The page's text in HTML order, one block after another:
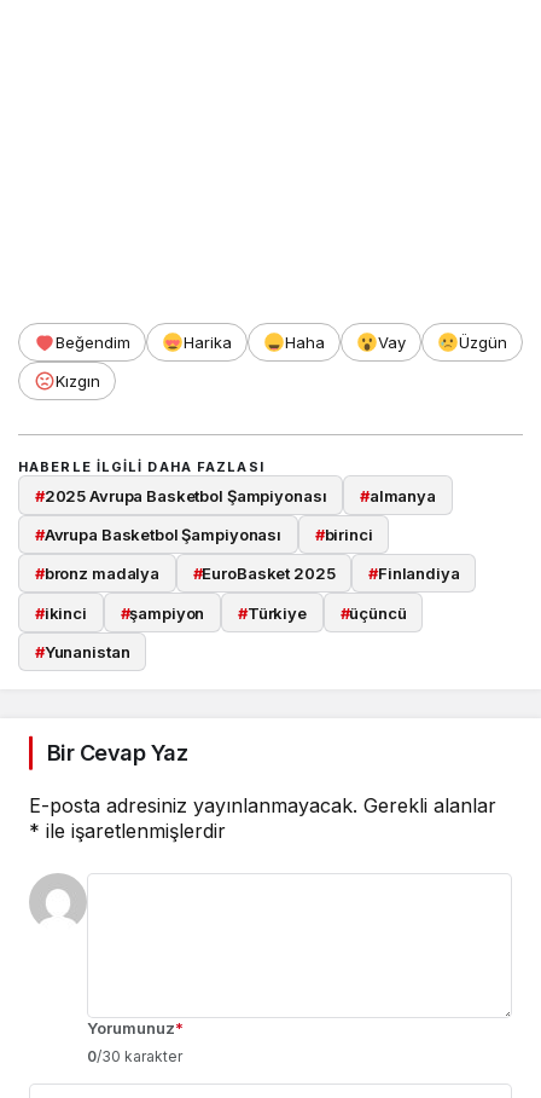
Beğendim Harika Haha Vay
Üzgün
Kızgın
HABERLE ILGILI DAHA FAZLASI
#2025 Avrupa Basketbol Şampiyonası #almanya
#Avrupa Basketbol Şampiyonası #birinci
#bronz madalya #EuroBasket 2025 #Finlandiya
#ikinci #şampiyon #Türkiye #üçüncü
#Yunanistan
Bir Cevap Yaz
E-posta adresiniz yayınlanmayacak. Gerekli alanlar
* ile işaretlenmişlerdir
Yorumunuz*
0/30 karakter